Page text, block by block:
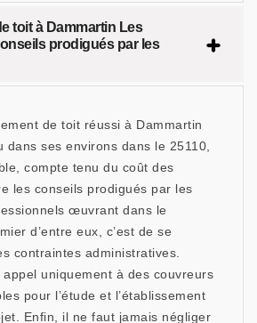
toit à Dammartin Les
prodigués par les
de toit réussi à Dammartin
dans ses environs dans le 25110,
compte tenu du coût des
les conseils prodigués par les
œuvrant dans le
d’entre eux, c’est de se
contraintes administratives.
uniquement à des couvreurs
pour l’étude et l’établissement
Enfin, il ne faut jamais négliger